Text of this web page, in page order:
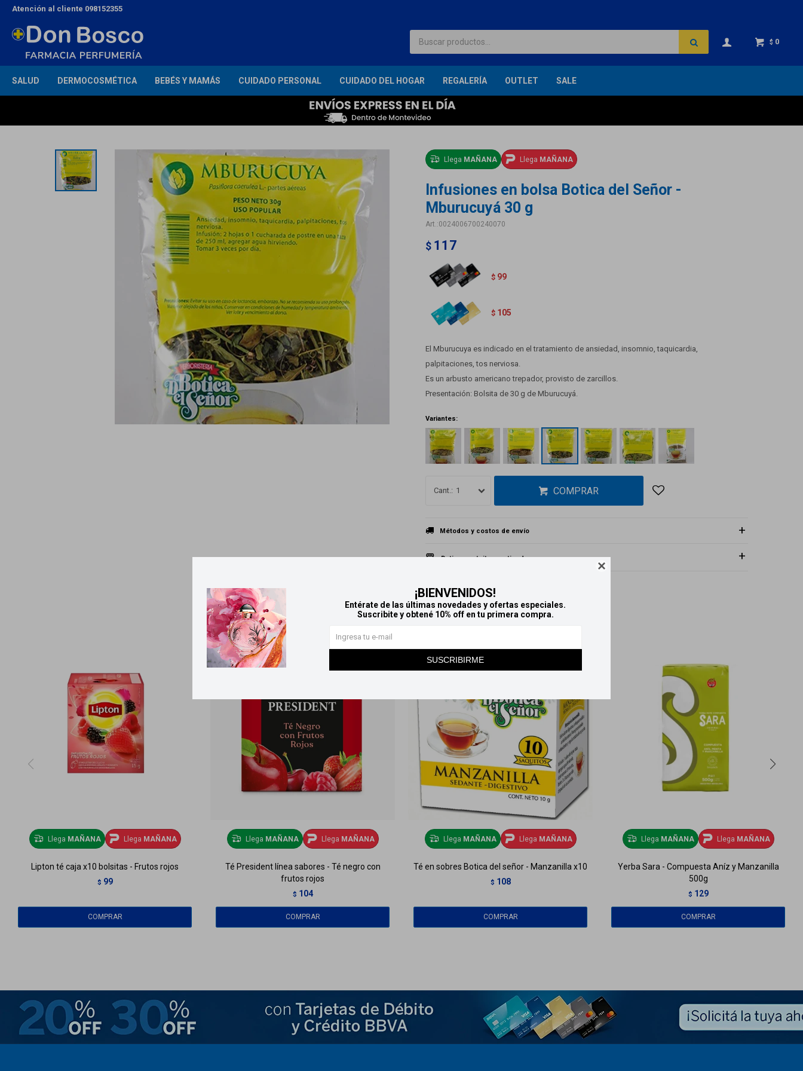

¡BIENVENIDOS!
Entérate de las últimas novedades y ofertas especiales.
Suscribite y obtené 10% off en tu primera compra.
SUSCRIBIRME
SALUD DERMOCOSMÉTICA BEBÉS Y MAMÁS CUIDADO PERSONAL CUIDADO DEL HOGAR REGALERÍA OUTLET SALE
$ 0
Atención al cliente 098152355
Llega MAÑANA Llega MAÑANA
Infusiones en bolsa Botica del Señor -
Mburucuyá 30 g
0024006700240070
$ 117
$ 99
$ 105
El Mburucuya es indicado en el tratamiento de ansiedad, insomnio, taquicardia,
palpitaciones, tos nerviosa.
Es un arbusto americano trepador, provisto de zarcillos.
Presentación: Bolsita de 30 g de Mburucuyá.
Variantes:
1 COMPRAR
Métodos y costos de envío
Retiros gratuitos en tiendas
Productos que te pueden interesar
Llega MAÑANA Llega MAÑANA
Lipton té caja x10 bolsitas - Frutos rojos
$ 99
Llega MAÑANA Llega MAÑANA
Té President línea sabores - Té negro con
frutos rojos
$ 104
Llega MAÑANA Llega MAÑANA
Té en sobres Botica del señor - Manzanilla x10
$ 108
Llega MAÑANA Llega MAÑANA
Yerba Sara - Compuesta Aníz y Manzanilla
500g
$ 129